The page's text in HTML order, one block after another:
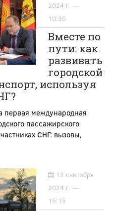
2024 г. —
10:30
Вместе по
пути: как
развивать
городской
используя
первая международная
пассажирского
СНГ: вызовы,
12 сентября
2024 г. —
15:15